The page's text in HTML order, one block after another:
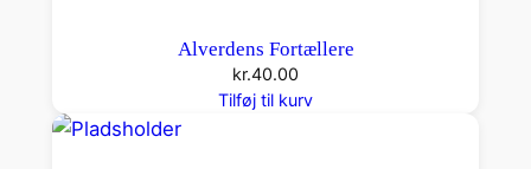
Alverdens Fortællere
kr.40.00
Tilføj til kurv